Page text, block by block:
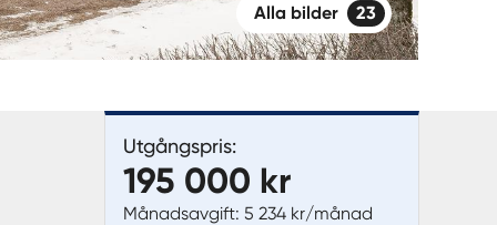
Alla bilder 23
Utgångspris:
195 000 kr
Månadsavgift: 5 234 kr/månad